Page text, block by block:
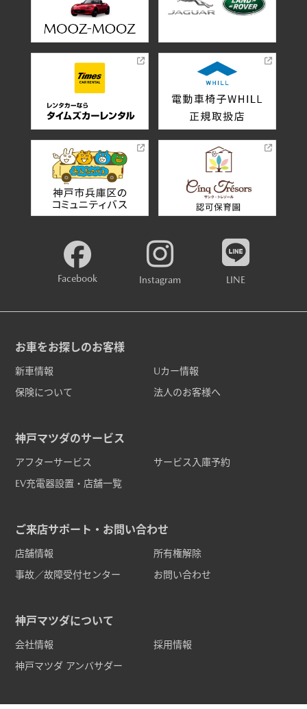
Facebook Instagram LINE
お車をお探しのお客様
新車情報
Uカー情報
保険について
法人のお客様へ
神戸マツダのサービス
アフターサービス
サービス入庫予約
EV充電器設置・店舗一覧
ご来店サポート・お問い合わせ
店舗情報
所有権解除
事故／故障受付センター
お問い合わせ
神戸マツダについて
会社情報
採用情報
神戸マツダ アンバサダー